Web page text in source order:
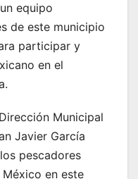
equipo
de este municipio
participar y
en el
Municipal
Javier García
pescadores
en este